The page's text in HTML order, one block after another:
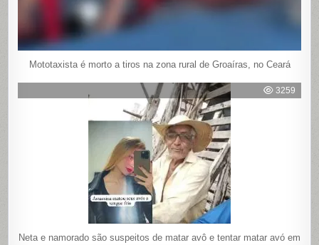
Mototaxista é morto a tiros na zona rural de Groaíras, no Ceará
3259
Neta e namorado são suspeitos de matar avô e tentar matar avó em